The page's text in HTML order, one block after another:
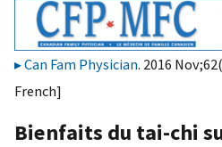
Can Fam Physician. 2016
French]
Bienfaits du tai-chi